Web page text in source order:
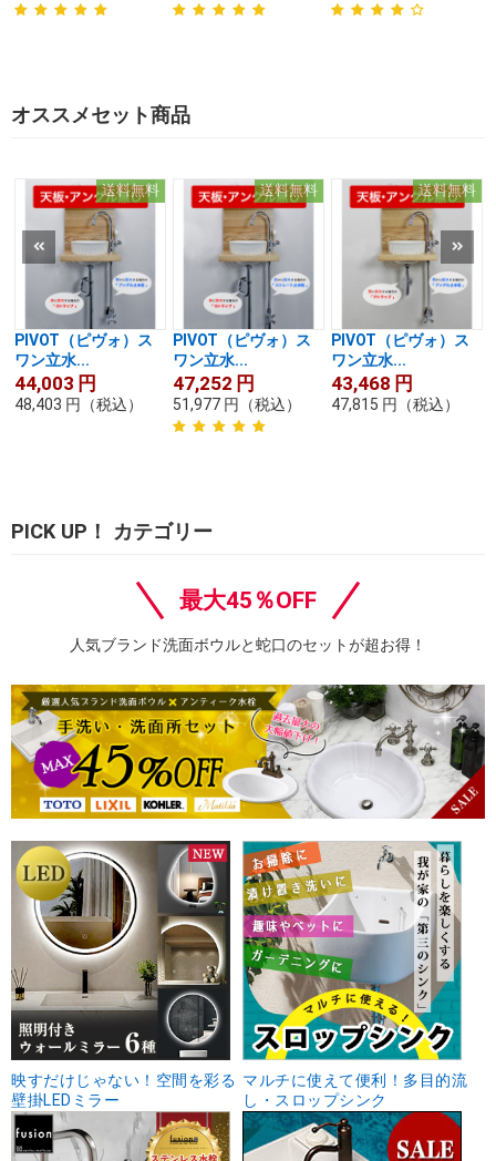
オススメセット商品
送料無料
PIVOT（ピヴォ）ス
ワン立水...
44,003 円
48,403 円 （税込）
送料無料
PIVOT（ピヴォ）ス
ワン立水...
47,252 円
51,977 円 （税込）
送料無料
PIVOT（ピヴォ）ス
ワン立水...
43,468 円
47,815 円 （税込）
PICK UP！ カテゴリー
最大45％OFF
人気ブランド洗面ボウルと蛇口のセットが超お得！
映すだけじゃない！空間を彩る
壁掛LEDミラー
マルチに使えて便利！多目的流
し・スロップシンク